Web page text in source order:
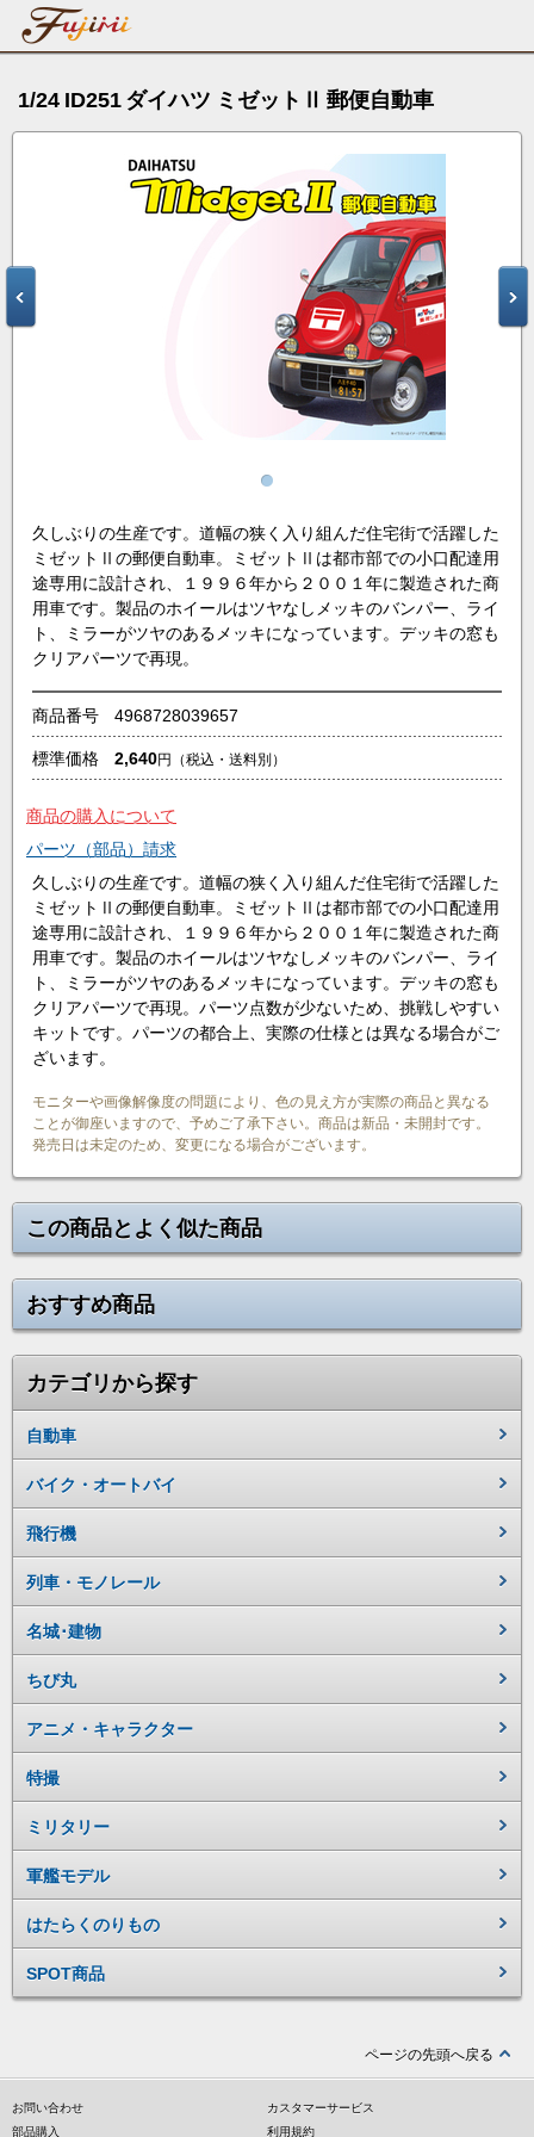
1/24 ID251 ダイハツ ミゼットⅡ 郵便自動車
久しぶりの生産です。道幅の狭く入り組んだ住宅街で活躍した
ミゼットⅡの郵便自動車。ミゼットⅡは都市部での小口配達用
途専用に設計され、１９９６年から２００１年に製造された商
用車です。製品のホイールはツヤなしメッキのバンパー、ライ
ト、ミラーがツヤのあるメッキになっています。デッキの窓も
クリアパーツで再現。
商品番号 4968728039657
標準価格 2,640円 （税込・送料別）
商品の購入について
パーツ（部品）請求
久しぶりの生産です。道幅の狭く入り組んだ住宅街で活躍した
ミゼットⅡの郵便自動車。ミゼットⅡは都市部での小口配達用
途専用に設計され、１９９６年から２００１年に製造された商
用車です。製品のホイールはツヤなしメッキのバンパー、ライ
ト、ミラーがツヤのあるメッキになっています。デッキの窓も
クリアパーツで再現。パーツ点数が少ないため、挑戦しやすい
キットです。パーツの都合上、実際の仕様とは異なる場合がご
ざいます。
モニターや画像解像度の問題により、色の見え方が実際の商品と異なる
ことが御座いますので、予めご了承下さい。商品は新品・未開封です。
発売日は未定のため、変更になる場合がございます。
この商品とよく似た商品
おすすめ商品
カテゴリから探す
自動車
バイク・オートバイ
飛行機
列車・モノレール
名城･建物
ちび丸
アニメ・キャラクター
特撮
ミリタリー
軍艦モデル
はたらくのりもの
SPOT商品
ページの先頭へ戻る
お問い合わせ
カスタマーサービス
部品購入
利用規約